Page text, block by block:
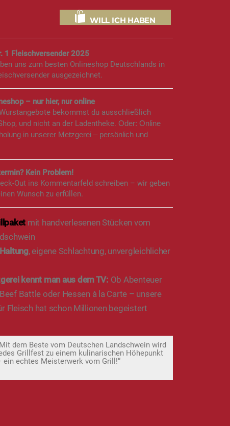
WILL ICH HABEN
1 Fleischversender 2025
uns zum besten Onlineshop Deutschlands in
ausgezeichnet.
– nur hier, nur online
bekommst du ausschließlich
und nicht an der Ladentheke. Oder: Online
in unserer Metzgerei – persönlich und
Kein Problem!
Out ins Kommentarfeld schreiben – wir geben
Wunsch zu erfüllen.
mit handverlesenen Stücken vom
, eigene Schlachtung, unvergleichlicher
kennt man aus dem TV: Ob Abenteuer
Battle oder Hessen à la Carte – unsere
Fleisch hat schon Millionen begeistert
dem Beste vom Deutschen Landschwein wird
Grillfest zu einem kulinarischen Höhepunkt
ein echtes Meisterwerk vom Grill!“